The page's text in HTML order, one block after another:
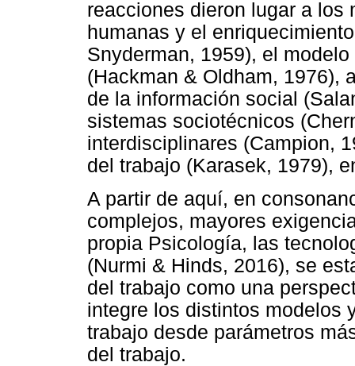
reacciones dieron lugar a los
humanas y el
Snyderman, 1959), el
(Hackman & Oldham, 1976),
de la información social
sistemas sociotécnicos
interdisciplinares (Campion,
del trabajo (Karasek, 1979),
A partir de aquí, en
complejos, mayores
propia Psicología, las
(Nurmi & Hinds, 2016), se
del trabajo como una
integre los distintos modelos
trabajo desde parámetros
del trabajo.